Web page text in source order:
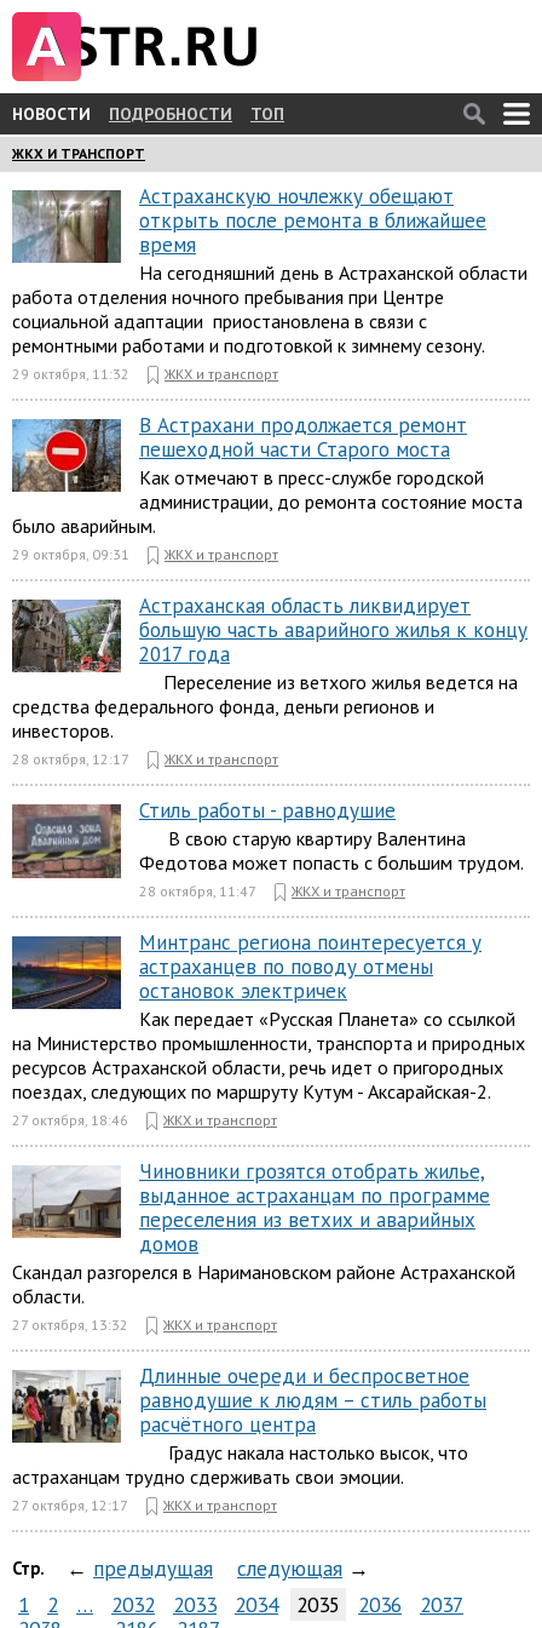
НОВОСТИ ПОДРОБНОСТИ ТОП
ЖКХ И ТРАНСПОРТ
Астраханскую ночлежку обещают
открыть после ремонта в ближайшее
время
На сегодняшний день в Астраханской области
работа отделения ночного пребывания при Центре
социальной адаптации приостановлена в связи с
ремонтными работами и подготовкой к зимнему сезону.
29 октября, 11:32 ЖКХ и транспорт
В Астрахани продолжается ремонт
пешеходной части Старого моста
Как отмечают в пресс-службе городской
администрации, до ремонта состояние моста
было аварийным.
29 октября, 09:31 ЖКХ и транспорт
Астраханская область ликвидирует
большую часть аварийного жилья к концу
2017 года
Переселение из ветхого жилья ведется на
средства федерального фонда, деньги регионов и
инвесторов.
28 октября, 12:17 ЖКХ и транспорт
Стиль работы - равнодушие
В свою старую квартиру Валентина
Федотова может попасть с большим трудом.
28 октября, 11:47 ЖКХ и транспорт
Минтранс региона поинтересуется у
астраханцев по поводу отмены
остановок электричек
Как передает «Русская Планета» со ссылкой
на Министерство промышленности, транспорта и природных
ресурсов Астраханской области, речь идет о пригородных
поездах, следующих по маршруту Кутум - Аксарайская-2.
27 октября, 18:46 ЖКХ и транспорт
Чиновники грозятся отобрать жилье,
выданное астраханцам по программе
переселения из ветхих и аварийных
домов
Скандал разгорелся в Наримановском районе Астраханской
области.
27 октября, 13:32 ЖКХ и транспорт
Длинные очереди и беспросветное
равнодушие к людям – стиль работы
расчётного центра
Градус накала настолько высок, что
астраханцам трудно сдерживать свои эмоции.
27 октября, 12:17 ЖКХ и транспорт
Стр. ← предыдущая следующая →
1
2 … 2032 2033 2034 2035 2036
2037